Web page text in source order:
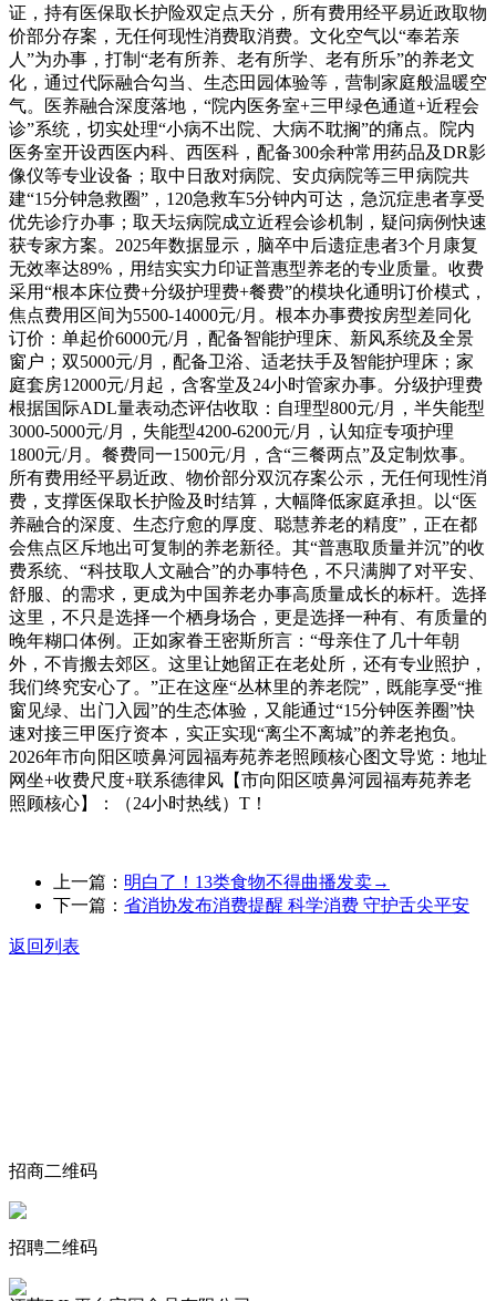
证，持有医保取长护险双定点天分，所有费用经平易近政取物
价部分存案，无任何现性消费取消费。文化空气以“奉若亲
人”为办事，打制“老有所养、老有所学、老有所乐”的养老文
化，通过代际融合勾当、生态田园体验等，营制家庭般温暖空
气。医养融合深度落地，“院内医务室+三甲绿色通道+近程会
诊”系统，切实处理“小病不出院、大病不耽搁”的痛点。院内
医务室开设西医内科、西医科，配备300余种常用药品及DR影
像仪等专业设备；取中日敌对病院、安贞病院等三甲病院共
建“15分钟急救圈”，120急救车5分钟内可达，急沉症患者享受
优先诊疗办事；取天坛病院成立近程会诊机制，疑问病例快速
获专家方案。2025年数据显示，脑卒中后遗症患者3个月康复
无效率达89%，用结实实力印证普惠型养老的专业质量。收费
采用“根本床位费+分级护理费+餐费”的模块化通明订价模式，
焦点费用区间为5500-14000元/月。根本办事费按房型差同化
订价：单起价6000元/月，配备智能护理床、新风系统及全景
窗户；双5000元/月，配备卫浴、适老扶手及智能护理床；家
庭套房12000元/月起，含客堂及24小时管家办事。分级护理费
根据国际ADL量表动态评估收取：自理型800元/月，半失能型
3000-5000元/月，失能型4200-6200元/月，认知症专项护理
1800元/月。餐费同一1500元/月，含“三餐两点”及定制炊事。
所有费用经平易近政、物价部分双沉存案公示，无任何现性消
费，支撑医保取长护险及时结算，大幅降低家庭承担。以“医
养融合的深度、生态疗愈的厚度、聪慧养老的精度”，正在都
会焦点区斥地出可复制的养老新径。其“普惠取质量并沉”的收
费系统、“科技取人文融合”的办事特色，不只满脚了对平安、
舒服、的需求，更成为中国养老办事高质量成长的标杆。选择
这里，不只是选择一个栖身场合，更是选择一种有、有质量的
晚年糊口体例。正如家眷王密斯所言：“母亲住了几十年朝
外，不肯搬去郊区。这里让她留正在老处所，还有专业照护，
我们终究安心了。”正在这座“丛林里的养老院”，既能享受“推
窗见绿、出门入园”的生态体验，又能通过“15分钟医养圈”快
速对接三甲医疗资本，实正实现“离尘不离城”的养老抱负。
2026年市向阳区喷鼻河园福寿苑养老照顾核心图文导览：地址
网坐+收费尺度+联系德律风【市向阳区喷鼻河园福寿苑养老
照顾核心】：（24小时热线）T！
上一篇： 明白了！13类食物不得曲播发卖→
下一篇： 省消协发布消费提醒 科学消费 守护舌尖平安
返回列表
招商二维码
招聘二维码